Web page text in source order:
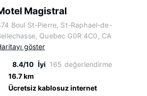
Magistral
Boul St-Pierre, St-Raphael-de-
Quebec G0R 4C0, CA
göster
8.4/10 İyi 165 değerlendirme
16.7 km
Ücretsiz kablosuz internet